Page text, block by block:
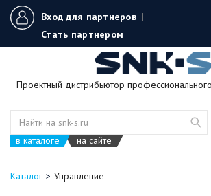
Вход для партнеров |
Стать партнером
Проектный дистрибьютор
в каталоге на сайте
Каталог Управление